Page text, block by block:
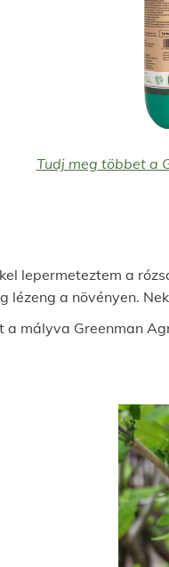
Tudj meg többet a
lepermeteztem a
lézeng a növényen.
mályva Greenman